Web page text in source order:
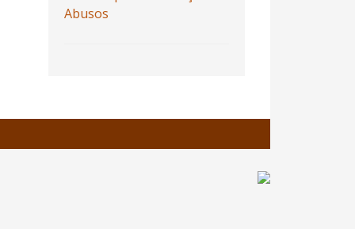
Abusos